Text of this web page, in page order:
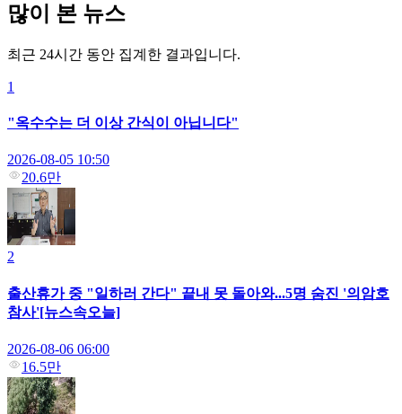
많이 본 뉴스
최근 24시간 동안 집계한 결과입니다.
1
"옥수수는 더 이상 간식이 아닙니다"
2026-08-05 10:50
20.6만
2
출산휴가 중 "일하러 간다" 끝내 못 돌아와...5명 숨진 '의암호
참사'[뉴스속오늘]
2026-08-06 06:00
16.5만